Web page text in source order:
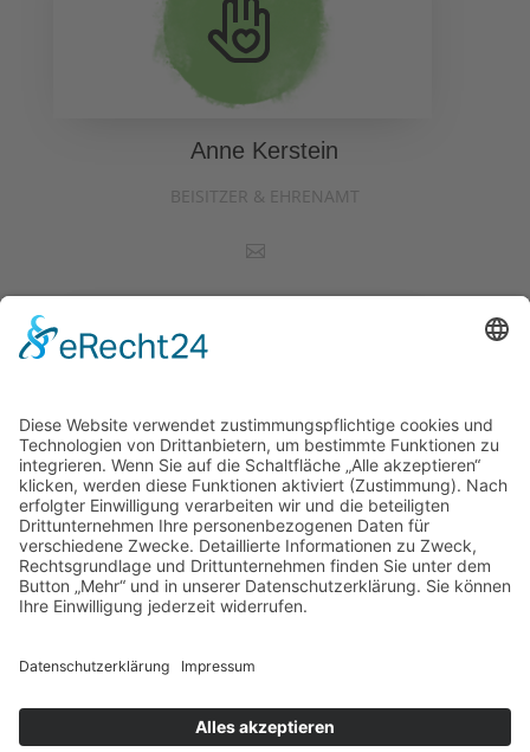
Anne Kerstein
BEISITZER & EHRENAMT
Christof Vetter
SCHRIFTFÜHRER